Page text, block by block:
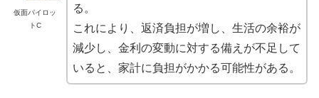
仮面パイロッ
トC
る。
これにより、返済負担が増し、生活の余裕が
減少し、金利の変動に対する備えが不足して
いると、家計に負担がかかる可能性がある。